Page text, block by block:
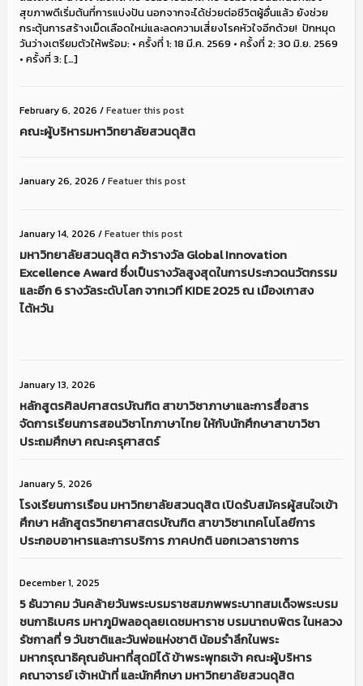
สุขภาพดีเริ่มต้นที่การแบ่งปัน นอกจากจะได้ช่วยต่อชีวิตผู้อื่นแล้ว ยังช่วย
กระตุ้นการสร้างเม็ดเลือดใหม่และลดความเสี่ยงโรคหัวใจอีกด้วย! ปักหมุด
วันว่างเตรียมตัวให้พร้อม: • ครั้งที่ 1: 18 มี.ค. 2569 • ครั้งที่ 2: 30 มิ.ย. 2569
• ครั้งที่ 3: […]
February 6, 2026 /Featuer this post
คณะผู้บริหารมหาวิทยาลัยสวนดุสิต
January 26, 2026 /Featuer this post
January 14, 2026 /Featuer this post
มหาวิทยาลัยสวนดุสิต คว้ารางวัล Global Innovation
Excellence Award ซึ่งเป็นรางวัลสูงสุดในการประกวดนวัตกรรม
และอีก 6 รางวัลระดับโลก จากเวที KIDE 2025 ณ เมืองเกาสง
ไต้หวัน
January 13, 2026
หลักสูตรศิลปศาสตรบัณฑิต สาขาวิชาภาษาและการสื่อสาร
จัดการเรียนการสอนวิชาโทภาษาไทย ให้กับนักศึกษาสาขาวิชา
ประถมศึกษา คณะครุศาสตร์
January 5, 2026
โรงเรียนการเรือน มหาวิทยาลัยสวนดุสิต เปิดรับสมัครผู้สนใจเข้า
ศึกษา หลักสูตรวิทยาศาสตรบัณฑิต สาขาวิชาเทคโนโลยีการ
ประกอบอาหารและการบริการ ภาคปกติ นอกเวลาราชการ
December 1, 2025
5 ธันวาคม วันคล้ายวันพระบรมราชสมภพพระบาทสมเด็จพระบรม
ชนกาธิเบศร มหาภูมิพลอดุลยเดชมหาราช บรมนาถบพิตร ในหลวง
รัชกาลที่ 9 วันชาติและวันพ่อแห่งชาติ น้อมรำลึกในพระ
มหากรุณาธิคุณอันหาที่สุดมิได้ ข้าพระพุทธเจ้า คณะผู้บริหาร
คณาจารย์ เจ้าหน้าที่ และนักศึกษา มหาวิทยาลัยสวนดุสิต